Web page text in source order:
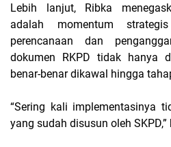
Lebih lanjut, Ribka
adalah momentum
perencanaan dan
dokumen RKPD tidak hanya
benar-benar dikawal hingga
“Sering kali implementasinya
yang sudah disusun oleh